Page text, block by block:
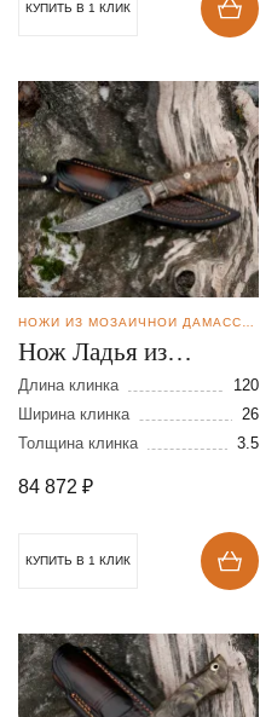
КУПИТЬ В 1 КЛИК
Нож Ладья из
мозаичной дамасской
стали
Длина клинка
120
Ширина клинка
26
Толщина клинка
3.5
84 872 ₽
КУПИТЬ В 1 КЛИК